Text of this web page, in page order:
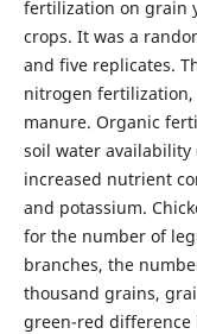
fertilization on grain
crops. It was a
and five replicates.
nitrogen
manure. Organic
soil water
increased nutrient
and potassium.
for the number of
branches, the
thousand grains,
green-red difference